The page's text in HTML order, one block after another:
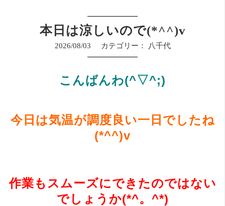
本日は涼しいので(*^^)v
2026/08/03 カテゴリー： 八千代
こんばんわ(^▽^;)
今日は気温が調度良い一日でしたね
(*^^)v
作業もスムーズにできたのではない
でしょうか(*^。^*)